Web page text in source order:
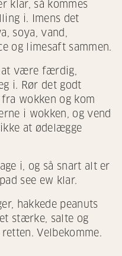
klar, så kommes
i. Imens det
soya, vand,
og limesaft sammen.
at være færdig,
i. Rør det godt
wokken og kom
i wokken, og vend
at ødelægge
i, og så snart alt er
see ew klar.
hakkede peanuts
stærke, salte og
Velbekomme.